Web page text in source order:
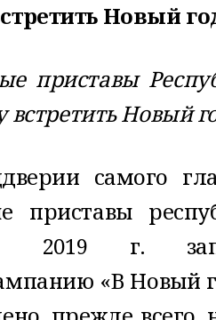
Новый
приставы
Новый
самого
приставы
2019 г.
«В Новый